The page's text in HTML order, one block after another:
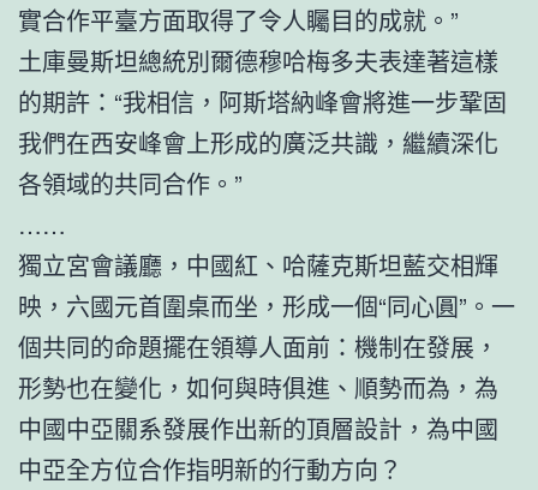
實合作平臺方面取得了令人矚目的成就。”
土庫曼斯坦總統別爾德穆哈梅多夫表達著這樣
的期許：“我相信，阿斯塔納峰會將進一步鞏固
我們在西安峰會上形成的廣泛共識，繼續深化
各領域的共同合作。”
……
獨立宮會議廳，中國紅、哈薩克斯坦藍交相輝
映，六國元首圍桌而坐，形成一個“同心圓”。一
個共同的命題擺在領導人面前：機制在發展，
形勢也在變化，如何與時俱進、順勢而為，為
中國中亞關系發展作出新的頂層設計，為中國
中亞全方位合作指明新的行動方向？